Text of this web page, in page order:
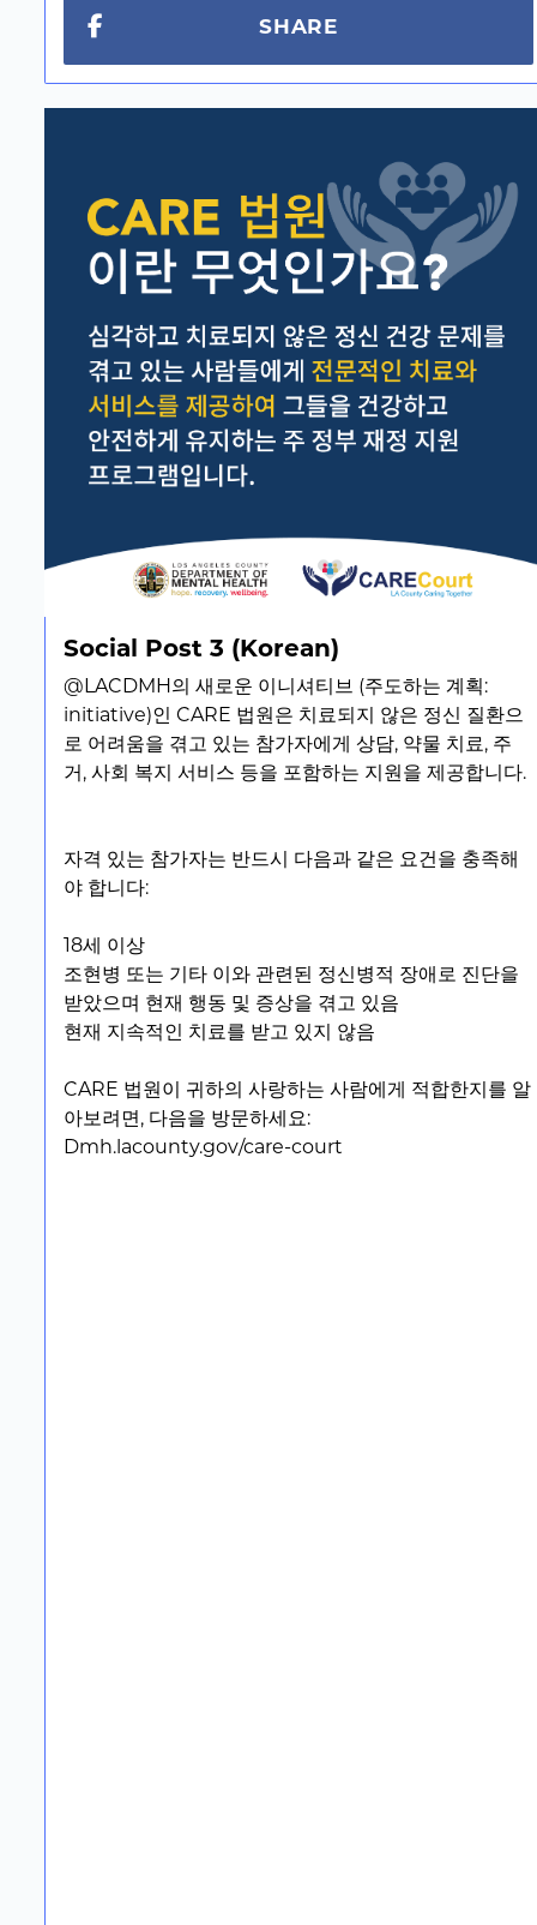
SHARE
Social Post 3 (Korean)
@LACDMH의 새로운 이니셔티브 (주도하는 계획:
initiative)인 CARE 법원은 치료되지 않은 정신 질환으
로 어려움을 겪고 있는 참가자에게 상담, 약물 치료, 주
거, 사회 복지 서비스 등을 포함하는 지원을 제공합니다.
자격 있는 참가자는 반드시 다음과 같은 요건을 충족해
야 합니다:
18세 이상
조현병 또는 기타 이와 관련된 정신병적 장애로 진단을
받았으며 현재 행동 및 증상을 겪고 있음
현재 지속적인 치료를 받고 있지 않음
CARE 법원이 귀하의 사랑하는 사람에게 적합한지를 알
아보려면, 다음을 방문하세요:
Dmh.lacounty.gov/care-court